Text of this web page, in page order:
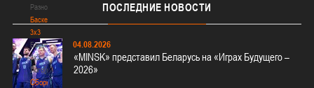
Разное
Баскетбол
3х3
Баскетбол
3х3
Лого[modid=121]
Сборные
ПОСЛЕДНИЕ НОВОСТИ
04.08.2026
«MINSK» представил Беларусь на «Играх Будущего –
2026»